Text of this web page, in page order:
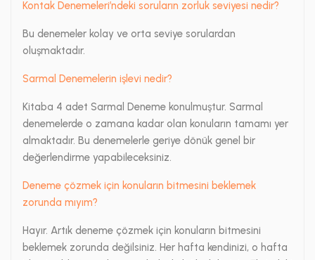
Kontak Denemeleri’ndeki soruların zorluk seviyesi nedir?
Bu denemeler kolay ve orta seviye sorulardan
oluşmaktadır.
Sarmal Denemelerin işlevi nedir?
Kitaba 4 adet Sarmal Deneme konulmuştur. Sarmal
denemelerde o zamana kadar olan konuların tamamı yer
almaktadır. Bu denemelerle geriye dönük genel bir
değerlendirme yapabileceksiniz.
Deneme çözmek için konuların bitmesini beklemek
zorunda mıyım?
Hayır. Artık deneme çözmek için konuların bitmesini
beklemek zorunda değilsiniz. Her hafta kendinizi, o hafta